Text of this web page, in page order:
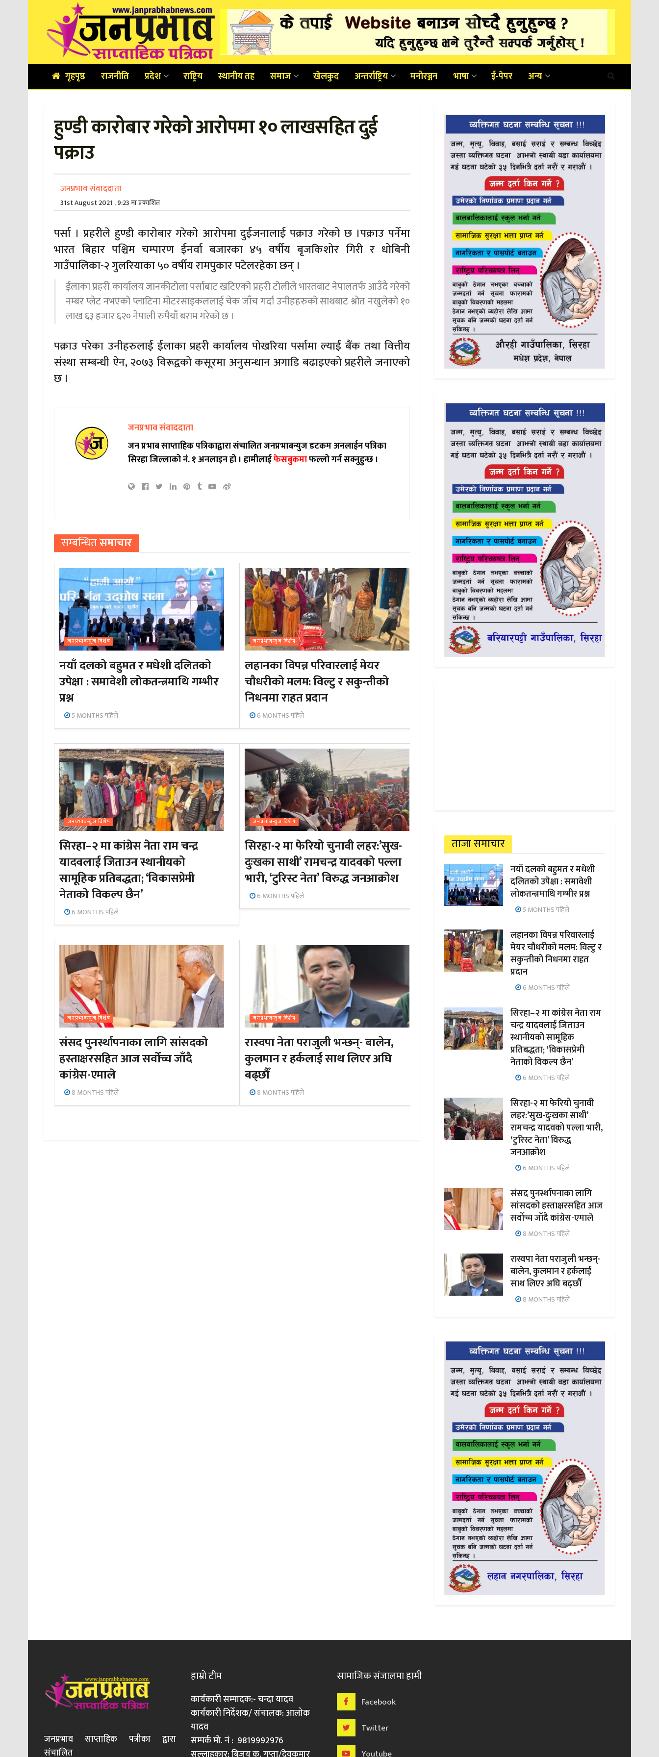
गृहपृष्ठ राजनीति प्रदेश राष्ट्रिय स्थानीय तह समाज खेलकुद अन्तर्राष्ट्रिय मनोरञ्जन भाषा ई-पेपर अन्य
हुण्डी कारोबार गरेको आरोपमा १० लाखसहित दुई
पक्राउ
जनप्रभाव संवाददाता
31st August 2021 , 9:23 मा प्रकाशित
पर्सा । प्रहरीले हुण्डी कारोबार गरेको आरोपमा दुईजनालाई पक्राउ गरेको छ ।पक्राउ पर्नेमा
भारत बिहार पश्चिम चम्पारण ईनर्वा बजारका ४५ वर्षीय बृजकिशोर गिरी र धोबिनी
गाउँपालिका-२ गुलरियाका ५० वर्षीय रामपुकार पटेलरहेका छन् ।
ईलाका प्रहरी कार्यालय जानकीटोला पर्साबाट खटिएको प्रहरी टोलीले भारतबाट नेपालतर्फ आउँदै गरेको
नम्बर प्लेट नभएको प्लाटिना मोटरसाइकललाई चेक जाँच गर्दा उनीहहरुको साथबाट श्रोत नखुलेको १०
लाख ६३ हजार ६२० नेपाली रुपैयाँ बराम गरेको छ ।
पक्राउ परेका उनीहरुलाई ईलाका प्रहरी कार्यालय पोखरिया पर्सामा ल्याई बैंक तथा वित्तीय
संस्था सम्बन्धी ऐन, २०७३ विरूद्वको कसूरमा अनुसन्धान अगाडि बढाइएको प्रहरीले जनाएको
छ ।
जनप्रभाव संवाददाता
जन प्रभाब साप्ताहिक पत्रिकाद्वारा संचालित जनप्रभाबन्युज डटकम अनलाईन पत्रिका
सिरहा जिल्लाको नं. १ अनलाइन हो ।हामीलाईफेसबुकमाफल्लो गर्न सक्नुहुन्छ ।
सम्बन्धितसमाचार
जनप्रभाबन्युज विशेष
नयाँ दलको बहुमत र मधेशी दलितको
उपेक्षा : समावेशी लोकतन्त्रमाथि गम्भीर
प्रश्न
5 MONTHS पहिले
जनप्रभाबन्युज विशेष
लहानका विपन्न परिवारलाई मेयर
चौधरीको मलम: विल्टु र सकुन्तीको
निधनमा राहत प्रदान
6 MONTHS पहिले
जनप्रभाबन्युज विशेष
सिरहा–२ मा कांग्रेस नेता राम चन्द्र
यादवलाई जिताउन स्थानीयको
सामूहिक प्रतिबद्धता; ‘विकासप्रेमी
नेताको विकल्प छैन’
6 MONTHS पहिले
जनप्रभाबन्युज विशेष
सिरहा-२ मा फेरियो चुनावी लहर:’सुख-
दुःखका साथी’ रामचन्द्र यादवको पल्ला
भारी, ‘टुरिस्ट नेता’ विरुद्ध जनआक्रोश
6 MONTHS पहिले
जनप्रभाबन्युज विशेष
संसद पुनर्स्थापनाका लागि सांसदको
हस्ताक्षरसहित आज सर्वोच्च जाँदै
कांग्रेस-एमाले
8 MONTHS पहिले
जनप्रभाबन्युज विशेष
रास्वपा नेता पराजुली भन्छन्- बालेन,
कुलमान र हर्कलाई साथ लिएर अघि
बढ्छौँ
8 MONTHS पहिले
ताजा समाचार
नयाँ दलको बहुमत र मधेशी
दलितको उपेक्षा : समावेशी
लोकतन्त्रमाथि गम्भीर प्रश्न
5 MONTHS पहिले
लहानका विपन्न परिवारलाई
मेयर चौधरीको मलम: विल्टु र
सकुन्तीको निधनमा राहत
प्रदान
6 MONTHS पहिले
सिरहा–२ मा कांग्रेस नेता राम
चन्द्र यादवलाई जिताउन
स्थानीयको सामूहिक
प्रतिबद्धता; ‘विकासप्रेमी
नेताको विकल्प छैन’
6 MONTHS पहिले
सिरहा-२ मा फेरियो चुनावी
लहर:’सुख-दुःखका साथी’
रामचन्द्र यादवको पल्ला भारी,
‘टुरिस्ट नेता’ विरुद्ध
जनआक्रोश
6 MONTHS पहिले
संसद पुनर्स्थापनाका लागि
सांसदको हस्ताक्षरसहित आज
सर्वोच्च जाँदै कांग्रेस-एमाले
8 MONTHS पहिले
रास्वपा नेता पराजुली भन्छन्-
बालेन, कुलमान र हर्कलाई
साथ लिएर अघि बढ्छौँ
8 MONTHS पहिले
जनप्रभाव साप्ताहिक पत्रीका द्वारा
संचालित
हाम्रो टीम
कार्यकारी सम्पादक:- चन्दा यादव
कार्यकारी निर्देशक/ संचालक: आलोक
यादव
सम्पर्क मो. नं : 9819992976
सामाजिक संजालमा हामी
Facebook
Twitter
Youtube